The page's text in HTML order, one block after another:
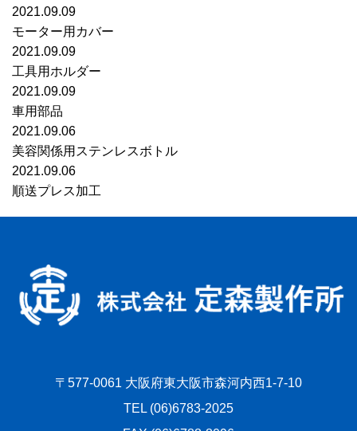
2021.09.09
モーター用カバー
2021.09.09
工具用ホルダー
2021.09.09
車用部品
2021.09.06
美容関係用ステンレスボトル
2021.09.06
順送プレス加工
〒577-0061 大阪府東大阪市森河内西1-7-10
TEL (06)6783-2025